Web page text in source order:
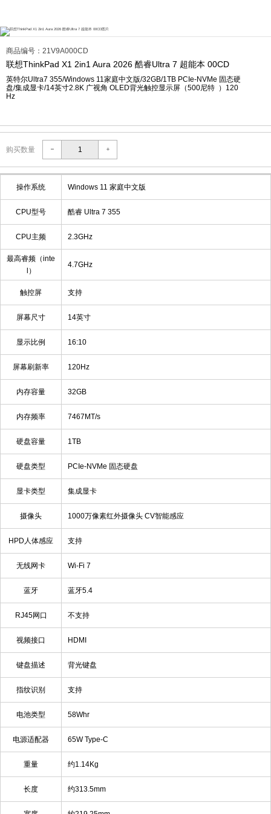
商品编号：21V9A000CD
联想ThinkPad X1 2in1 Aura 2026 酷睿Ultra 7 超能本 00CD
英特尔Ultra7 355/Windows 11家庭中文版/32GB/1TB PCIe-NVMe 固态硬
盘/集成显卡/14英寸2.8K 广视角 OLED背光触控显示屏（500尼特 ）120
Hz
购买数量
操作系统 Windows 11 家庭中文版
CPU型号 酷睿 Ultra 7 355
CPU主频 2.3GHz
最高睿频（inte
l）
4.7GHz
触控屏 支持
屏幕尺寸 14英寸
显示比例 16:10
屏幕刷新率 120Hz
内存容量 32GB
内存频率 7467MT/s
硬盘容量 1TB
硬盘类型 PCIe-NVMe 固态硬盘
显卡类型 集成显卡
摄像头 1000万像素红外摄像头 CV智能感应
HPD人体感应 支持
无线网卡 Wi-Fi 7
蓝牙 蓝牙5.4
RJ45网口 不支持
视频接口 HDMI
键盘描述 背光键盘
指纹识别 支持
电池类型 58Whr
电源适配器 65W Type-C
重量 约1.14Kg
长度 约313.5mm